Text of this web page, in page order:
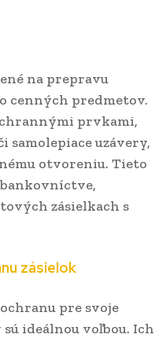
na prepravu
cenných predmetov.
prvkami,
samolepiace uzávery,
otvoreniu. Tieto
zásielkach s
zásielok
pre svoje
ideálnou voľbou. Ich